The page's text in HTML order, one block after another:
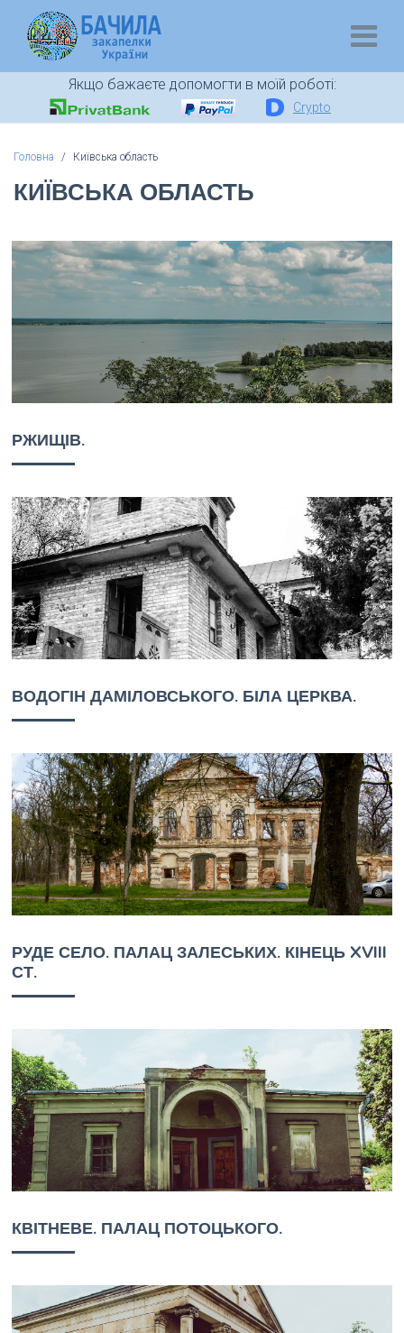
Якщо бажаєте допомогти в моїй роботі:
Crypto
Головна Київська область
КИЇВСЬКА ОБЛАСТЬ
РЖИЩІВ.
ВОДОГІН ДАМІЛОВСЬКОГО. БІЛА ЦЕРКВА.
РУДЕ СЕЛО. ПАЛАЦ ЗАЛЕСЬКИХ. КІНЕЦЬ XVIII
СТ.
КВІТНЕВЕ. ПАЛАЦ ПОТОЦЬКОГО.